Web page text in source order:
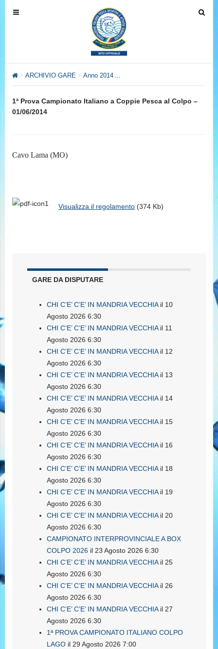
T
v
t
T
ARCHIVIO GARE Anno 2014
1ª Prova Campionato Italiano a Coppie Pesca al Colpo –
01/06/2014
Cavo Lama (MO)
Visualizza il regolamento (374 Kb)
GARE DA DISPUTARE
CHI C’E’ C’E’ IN MANDRIA VECCHIAil 10
Agosto 2026 6:30
CHI C’E’ C’E’ IN MANDRIA VECCHIAil 11
Agosto 2026 6:30
CHI C’E’ C’E’ IN MANDRIA VECCHIAil 12
Agosto 2026 6:30
CHI C’E’ C’E’ IN MANDRIA VECCHIAil 13
Agosto 2026 6:30
CHI C’E’ C’E’ IN MANDRIA VECCHIAil 14
Agosto 2026 6:30
CHI C’E’ C’E’ IN MANDRIA VECCHIAil 15
Agosto 2026 6:30
CHI C’E’ C’E’ IN MANDRIA VECCHIAil 16
Agosto 2026 6:30
CHI C’E’ C’E’ IN MANDRIA VECCHIAil 18
Agosto 2026 6:30
CHI C’E’ C’E’ IN MANDRIA VECCHIAil 19
Agosto 2026 6:30
CHI C’E’ C’E’ IN MANDRIA VECCHIAil 20
Agosto 2026 6:30
CAMPIONATO INTERPROVINCIALE A BOX
COLPO 2026 il 23 Agosto 2026 6:30
CHI C’E’ C’E’ IN MANDRIA VECCHIAil 25
Agosto 2026 6:30
CHI C’E’ C’E’ IN MANDRIA VECCHIAil 26
Agosto 2026 6:30
CHI C’E’ C’E’ IN MANDRIA VECCHIAil 27
Agosto 2026 6:30
1ª PROVA CAMPIONATO ITALIANO COLPO
LAGO il 29 Agosto 2026 7:00